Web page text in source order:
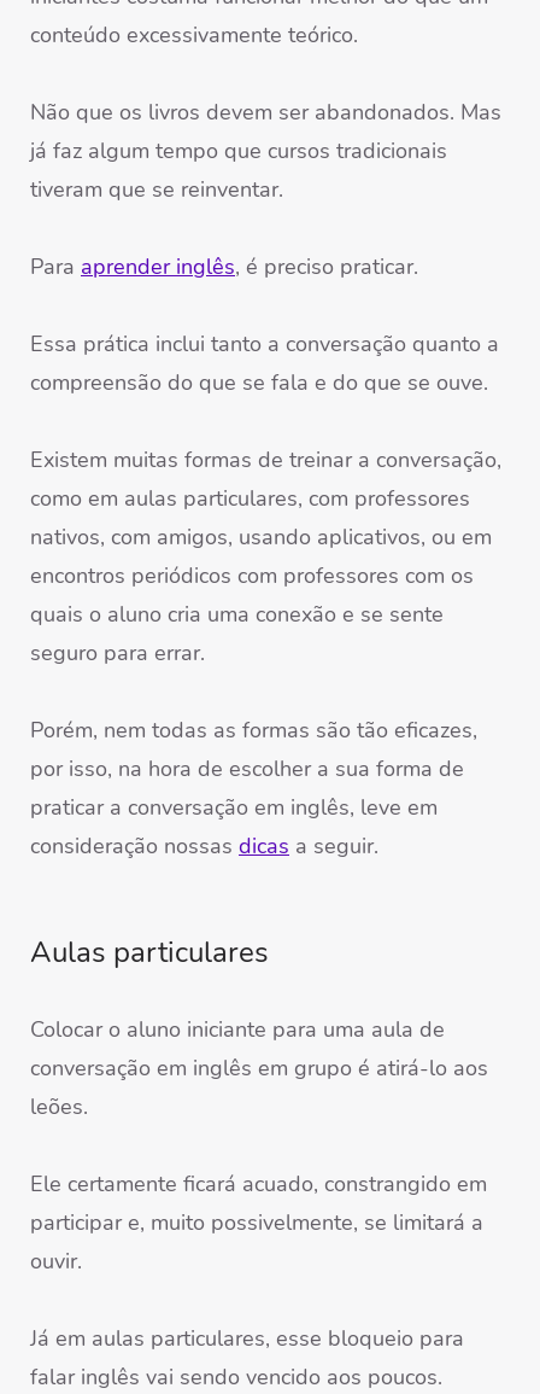
conteúdo excessivamente teórico.
Não que os livros devem ser abandonados. Mas
já faz algum tempo que cursos tradicionais
tiveram que se reinventar.
Para aprender inglês, é preciso praticar.
Essa prática inclui tanto a conversação quanto a
compreensão do que se fala e do que se ouve.
Existem muitas formas de treinar a conversação,
como em aulas particulares, com professores
nativos, com amigos, usando aplicativos, ou em
encontros periódicos com professores com os
quais o aluno cria uma conexão e se sente
seguro para errar.
Porém, nem todas as formas são tão eficazes,
por isso, na hora de escolher a sua forma de
praticar a conversação em inglês, leve em
consideração nossas dicas a seguir.
Aulas particulares
Colocar o aluno iniciante para uma aula de
conversação em inglês em grupo é atirá-lo aos
leões.
Ele certamente ficará acuado, constrangido em
participar e, muito possivelmente, se limitará a
ouvir.
Já em aulas particulares, esse bloqueio para
falar inglês vai sendo vencido aos poucos.